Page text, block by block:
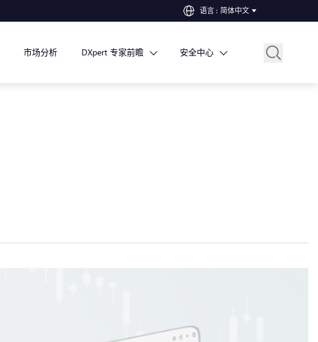
语言 : 简体中文
市场分析 DXpert 专家前瞻 安全中心